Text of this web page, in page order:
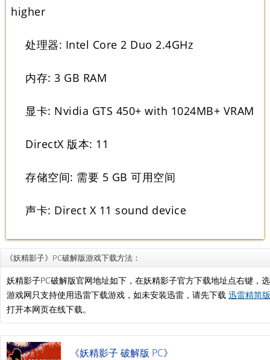
higher
处理器: Intel Core 2 Duo 2.4GHz
内存: 3 GB RAM
显卡: Nvidia GTS 450+ with 1024MB+ VRAM
DirectX 版本: 11
存储空间: 需要 5 GB 可用空间
声卡: Direct X 11 sound device
《妖精影子》PC破解版游戏下载方法：
妖精影子PC破解版官网地址如下，在妖精影子官方下载地址点右键，
游戏网只支持使用迅雷下载游戏，如未安装迅雷，请先下载 迅雷精简
打开本网页在线下载。
《妖精影子 破解版 PC》